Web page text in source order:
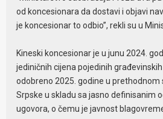
od koncesionara da dostavi i objavi
je koncesionar to odbio”, rekli su u
Kineski koncesionar je u junu 2024.
jediničnih cijena pojedinih
odobreno 2025. godine u prethodnom
Srpske u skladu sa jasno definisanim
ugovora, o čemu je javnost